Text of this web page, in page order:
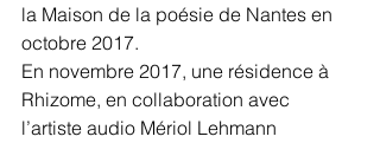
la Maison de la poésie de Nantes en
octobre 2017.
En novembre 2017, une résidence à
Rhizome, en collaboration avec
l’artiste audio Mériol Lehmann